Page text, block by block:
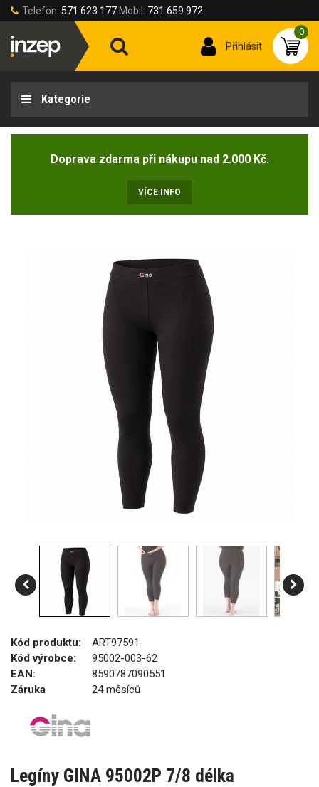
Telefon: 571 623 177 Mobil: 731 659 972
Přihlásit
0
Kategorie
Doprava zdarma při nákupu nad 2.000 Kč.
VÍCE INFO
Kód produktu:
ART97591
Kód výrobce:
95002-003-62
EAN:
8590787090551
Záruka
24 měsíců
Legíny GINA 95002P 7/8 délka